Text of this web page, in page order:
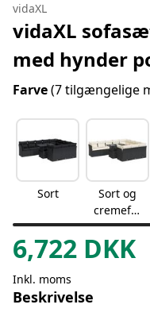
vidaXL
vidaXL
med hynder
Farve(7 tilgængelige
Sort
Sort og
cremefar
vet
6,722 DKK
Inkl. moms
Beskrivelse